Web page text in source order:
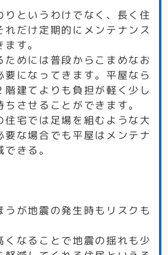
りというわけでなく、長く住
れだけ定期的にメンテナンス
す。
ためには普段からこまめなお
要になってきます。平屋なら
階建てよりも負担が軽く少し
させることができます。
住宅では足場を組むような大
要な場合でも平屋はメンテナ
きる。
うが地震の発生時もリスクも
くなることで地震の揺れも少